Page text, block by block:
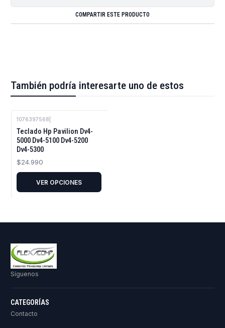
COMPARTIR ESTE PRODUCTO
También podría interesarte uno de estos
1076397568
Teclado Hp Pavilion Dv4-
5000 Dv4-5100 Dv4-5200
Dv4-5300
$24.990
VER OPCIONES
Síguenos
CATEGORÍAS
Contacto